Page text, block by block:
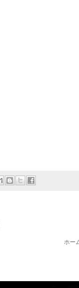
ホー